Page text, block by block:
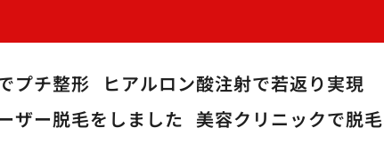
プチ整形
ヒアルロン酸注射で若返り実現
ザー脱毛をしました 美容クリニックで脱